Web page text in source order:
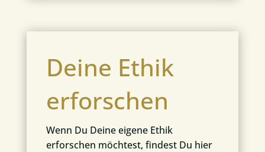
Deine Ethik
erforschen
Wenn Du Deine eigene Ethik
erforschen möchtest, findest Du hier